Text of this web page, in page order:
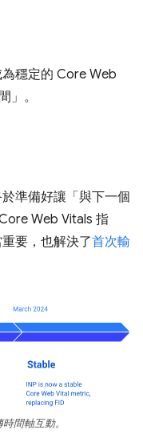
為穩定的 Core Web
」。
準備好讓「與下一個
Web Vitals 指
要，也解決了首次輸
間軸互動。